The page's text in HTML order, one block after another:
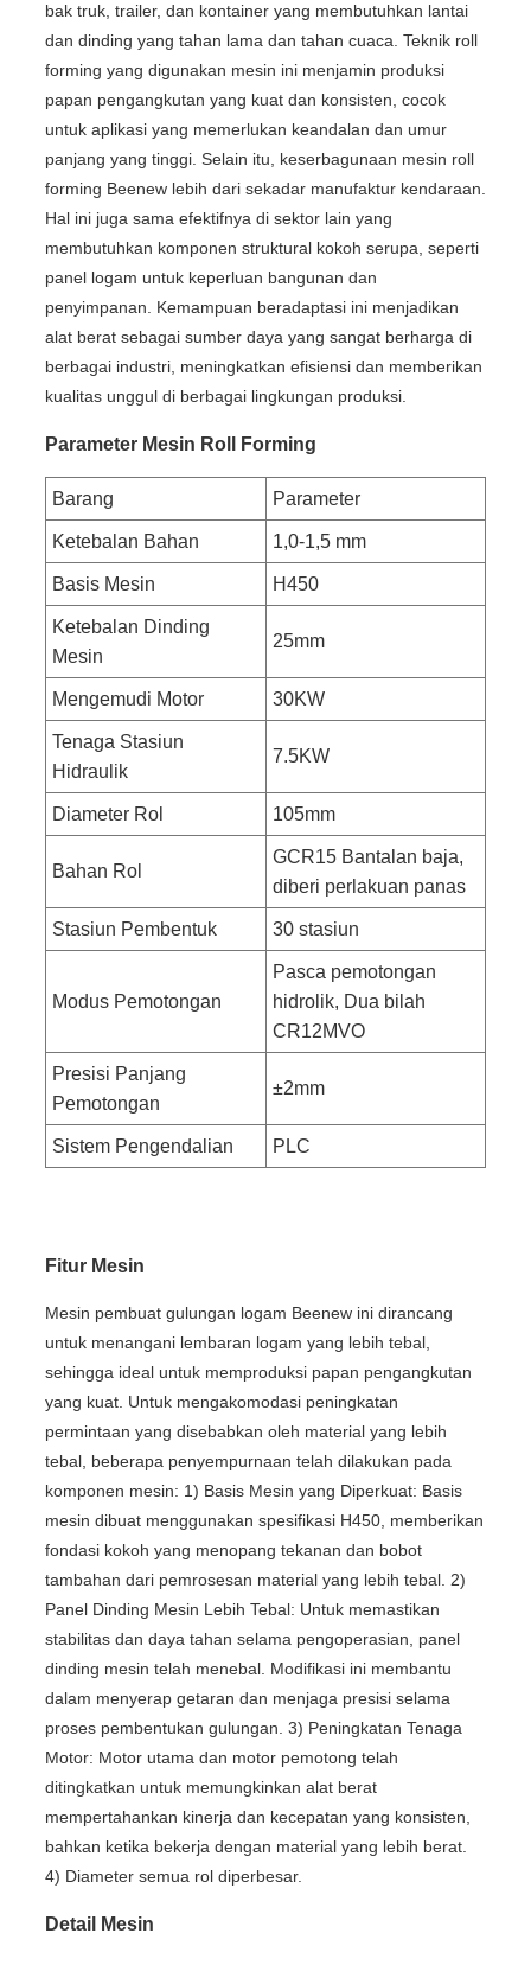
bak truk, trailer, dan kontainer yang membutuhkan lantai
dan dinding yang tahan lama dan tahan cuaca. Teknik roll
forming yang digunakan mesin ini menjamin produksi
papan pengangkutan yang kuat dan konsisten, cocok
untuk aplikasi yang memerlukan keandalan dan umur
panjang yang tinggi. Selain itu, keserbagunaan mesin roll
forming Beenew lebih dari sekadar manufaktur kendaraan.
Hal ini juga sama efektifnya di sektor lain yang
membutuhkan komponen struktural kokoh serupa, seperti
panel logam untuk keperluan bangunan dan
penyimpanan. Kemampuan beradaptasi ini menjadikan
alat berat sebagai sumber daya yang sangat berharga di
berbagai industri, meningkatkan efisiensi dan memberikan
kualitas unggul di berbagai lingkungan produksi.
Parameter Mesin Roll Forming
Barang Parameter
Ketebalan Bahan 1,0-1,5 mm
Basis Mesin H450
Ketebalan Dinding
Mesin
25mm
Mengemudi Motor 30KW
Tenaga Stasiun
Hidraulik
7.5KW
Diameter Rol 105mm
Bahan Rol
GCR15 Bantalan baja,
diberi perlakuan panas
Stasiun Pembentuk 30 stasiun
Modus Pemotongan
Pasca pemotongan
hidrolik, Dua bilah
CR12MVO
Presisi Panjang
Pemotongan
±2mm
Sistem Pengendalian PLC
Fitur Mesin
Mesin pembuat gulungan logam Beenew ini dirancang
untuk menangani lembaran logam yang lebih tebal,
sehingga ideal untuk memproduksi papan pengangkutan
yang kuat. Untuk mengakomodasi peningkatan
permintaan yang disebabkan oleh material yang lebih
tebal, beberapa penyempurnaan telah dilakukan pada
komponen mesin: 1) Basis Mesin yang Diperkuat: Basis
mesin dibuat menggunakan spesifikasi H450, memberikan
fondasi kokoh yang menopang tekanan dan bobot
tambahan dari pemrosesan material yang lebih tebal. 2)
Panel Dinding Mesin Lebih Tebal: Untuk memastikan
stabilitas dan daya tahan selama pengoperasian, panel
dinding mesin telah menebal. Modifikasi ini membantu
dalam menyerap getaran dan menjaga presisi selama
proses pembentukan gulungan. 3) Peningkatan Tenaga
Motor: Motor utama dan motor pemotong telah
ditingkatkan untuk memungkinkan alat berat
mempertahankan kinerja dan kecepatan yang konsisten,
bahkan ketika bekerja dengan material yang lebih berat.
4) Diameter semua rol diperbesar.
Detail Mesin